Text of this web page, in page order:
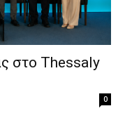
στο Thessaly
0